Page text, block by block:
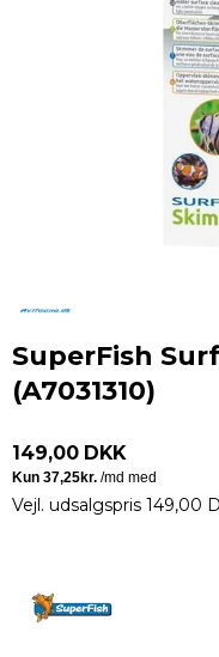
SuperFish
(A7031310)
149,00 DKK
Vejl. udsalgspris 149,00